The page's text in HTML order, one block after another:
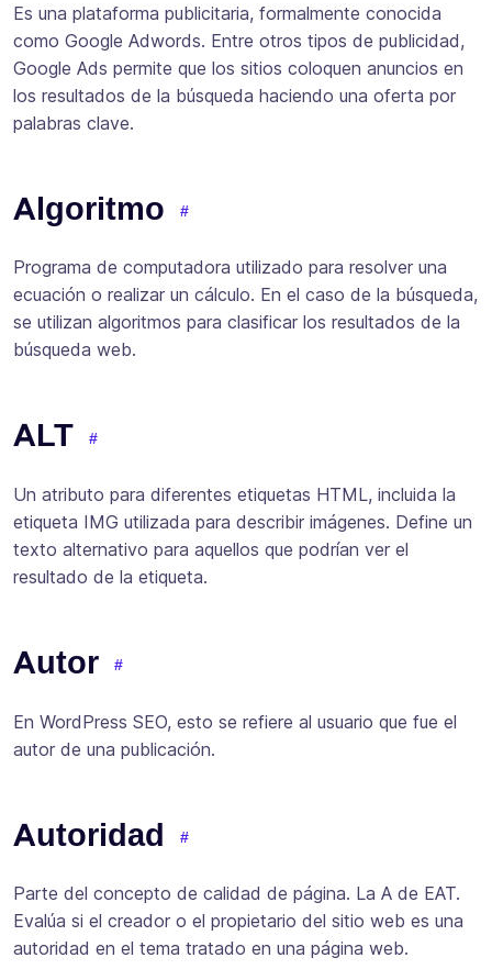
Es una plataforma publicitaria, formalmente conocida
como Google Adwords. Entre otros tipos de publicidad,
Google Ads permite que los sitios coloquen anuncios en
los resultados de la búsqueda haciendo una oferta por
palabras clave.
Algoritmo
Programa de computadora utilizado para resolver una
ecuación o realizar un cálculo. En el caso de la búsqueda,
se utilizan algoritmos para clasificar los resultados de la
búsqueda web.
ALT
Un atributo para diferentes etiquetas HTML, incluida la
etiqueta IMG utilizada para describir imágenes. Define un
texto alternativo para aquellos que podrían ver el
resultado de la etiqueta.
Autor
En WordPress SEO, esto se refiere al usuario que fue el
autor de una publicación.
Autoridad
Parte del concepto de calidad de página. La A de EAT.
Evalúa si el creador o el propietario del sitio web es una
autoridad en el tema tratado en una página web.